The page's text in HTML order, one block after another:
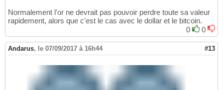
Normalement l'or ne devrait pas pouvoir perdre toute sa valeur
rapidement, alors que c'est le cas avec le dollar et le bitcoin.
0
0
Andarus, le 07/09/2017 à 16h44 #13